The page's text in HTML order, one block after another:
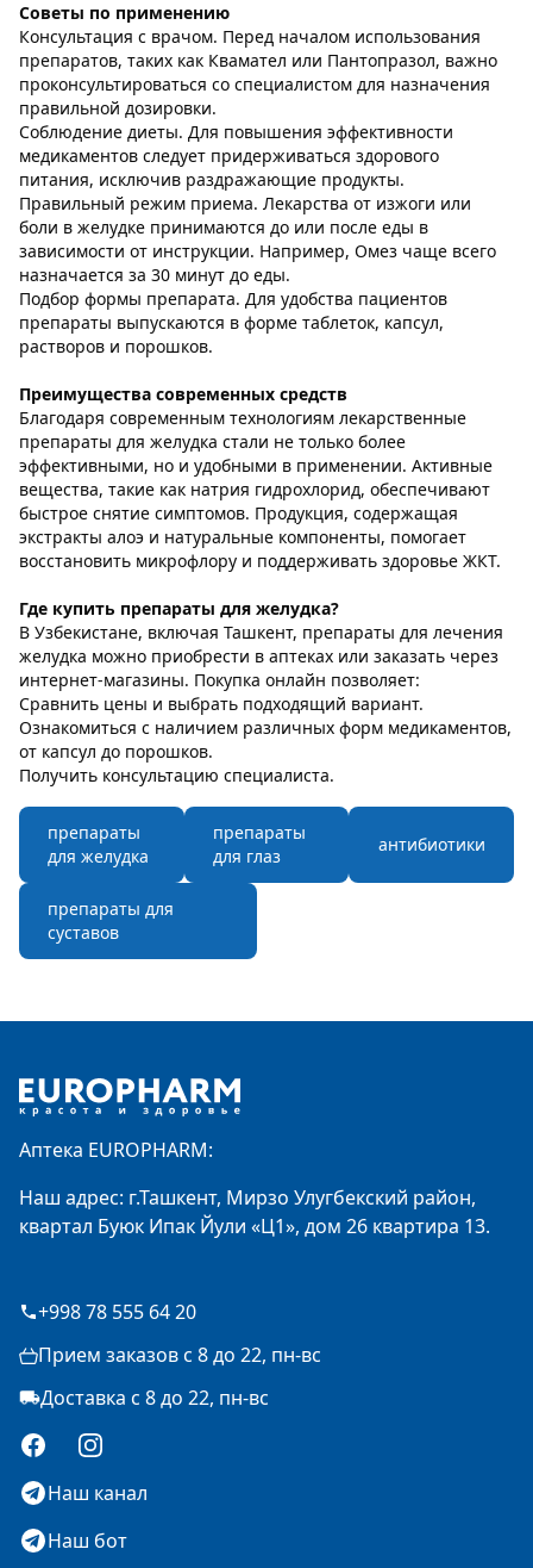
Советы по применению
Консультация с врачом. Перед началом использования
препаратов, таких как Квамател или Пантопразол, важно
проконсультироваться со специалистом для назначения
правильной дозировки.
Соблюдение диеты. Для повышения эффективности
медикаментов следует придерживаться здорового
питания, исключив раздражающие продукты.
Правильный режим приема. Лекарства от изжоги или
боли в желудке принимаются до или после еды в
зависимости от инструкции. Например, Омез чаще всего
назначается за 30 минут до еды.
Подбор формы препарата. Для удобства пациентов
препараты выпускаются в форме таблеток, капсул,
растворов и порошков.
Преимущества современных средств
Благодаря современным технологиям лекарственные
препараты для желудка стали не только более
эффективными, но и удобными в применении. Активные
вещества, такие как натрия гидрохлорид, обеспечивают
быстрое снятие симптомов. Продукция, содержащая
экстракты алоэ и натуральные компоненты, помогает
восстановить микрофлору и поддерживать здоровье ЖКТ.
Где купить препараты для желудка?
В Узбекистане, включая Ташкент, препараты для лечения
желудка можно приобрести в аптеках или заказать через
интернет-магазины. Покупка онлайн позволяет:
Сравнить цены и выбрать подходящий вариант.
Ознакомиться с наличием различных форм медикаментов,
от капсул до порошков.
Получить консультацию специалиста.
препараты
для желудка
препараты
для глаз
антибиотики
препараты для
суставов
Аптека EUROPHARM:
Наш адрес: г.Ташкент, Мирзо Улугбекский район,
квартал Буюк Ипак Йули «Ц1», дом 26 квартира 13.
+998 78 555 64 20
Прием заказов с 8 до 22, пн-вс
Доставка с 8 до 22, пн-вс
FacebookInstagram
Наш канал
Наш бот